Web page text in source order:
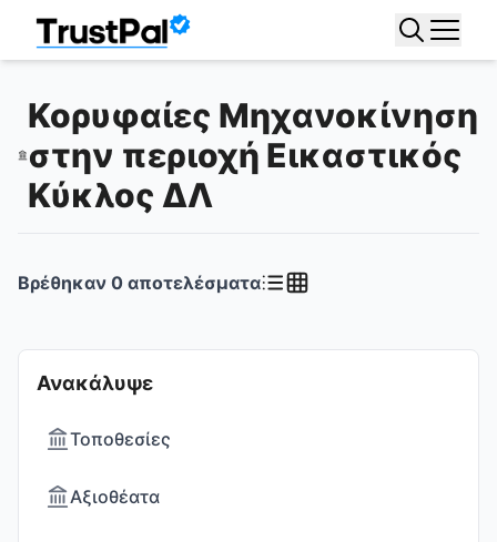
Κορυφαίες Μηχανοκίνηση
στην περιοχή Εικαστικός
Κύκλος ΔΛ
Ανακάλυψε
Τοποθεσίες
Αξιοθέατα
Βρέθηκαν 0 αποτελέσματα